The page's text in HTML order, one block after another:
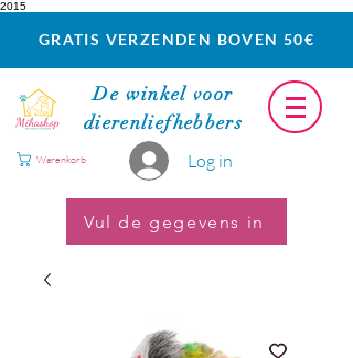
2015
GRATIS VERZENDEN BOVEN 50€
De winkel voor
dierenliefhebbers
Log in
Warenkorb
Vul de gegevens in